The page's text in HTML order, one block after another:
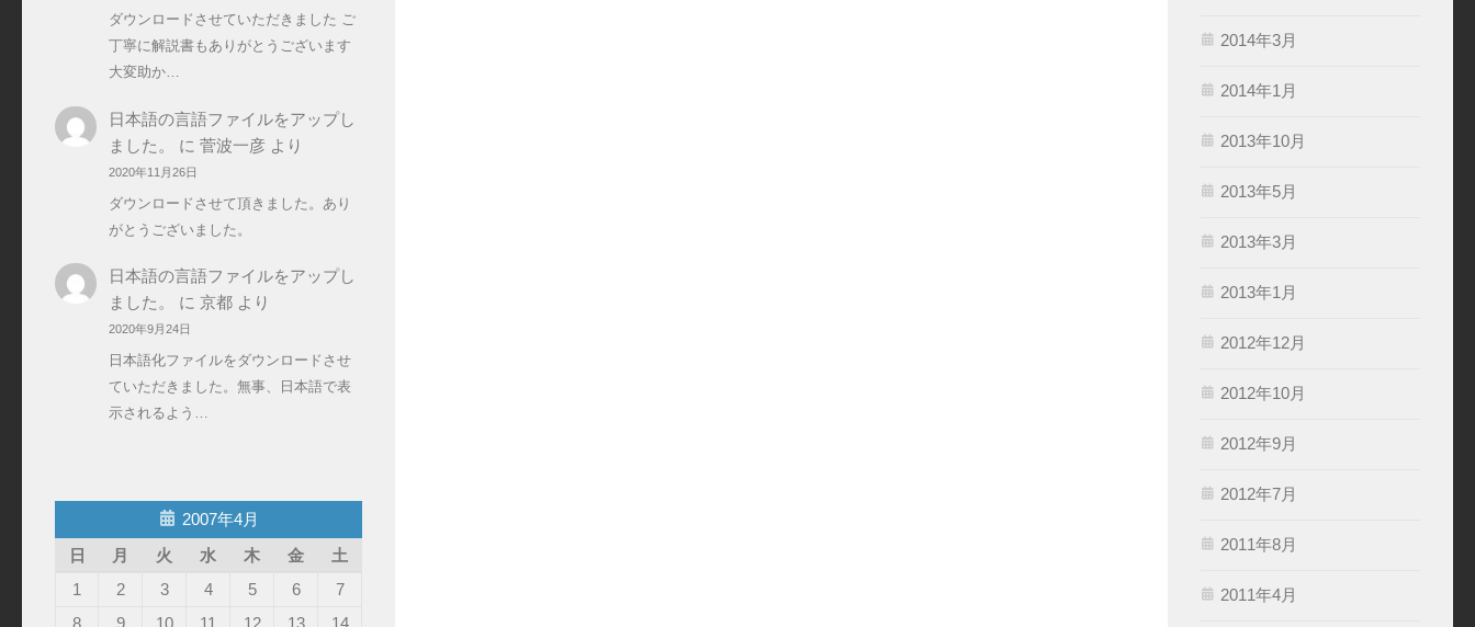
ダウンロードさせていただきました ご
丁寧に解説書もありがとうございます
大変助か…
日本語の言語ファイルをアップし
ました。
に 菅波一彦より
2020年11月26日
ダウンロードさせて頂きました。あり
がとうございました。
日本語の言語ファイルをアップし
ました。
に 京都より
2020年9月24日
日本語化ファイルをダウンロードさせ
ていただきました。無事、日本語で表
示されるよう…
2007年4月
日
月 火 水 木 金
土
1
2 3 4 5 6
7
8
9 10 11 12 13
14
2014年3月
2014年1月
2013年10月
2013年5月
2013年3月
2013年1月
2012年12月
2012年10月
2012年9月
2012年7月
2011年8月
2011年4月